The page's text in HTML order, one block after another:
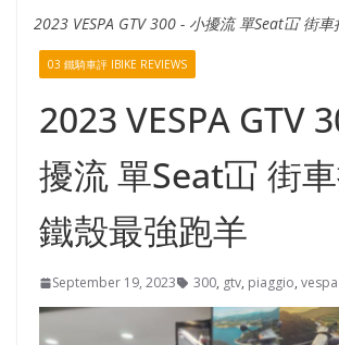
2023 VESPA GTV 300 - 小擾流 單Seat冚 街
03 鐵騎車評 IBIKE REVIEWS
2023 VESPA GTV
擾流 單Seat冚 街
鐵殼最強跑羊
September 19, 2023 300, gtv, piaggio, vespa